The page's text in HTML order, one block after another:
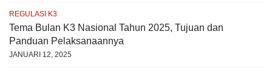
REGULASI K3
Tema Bulan K3 Nasional Tahun 2025, Tujuan dan
Panduan Pelaksanaannya
JANUARI 12, 2025